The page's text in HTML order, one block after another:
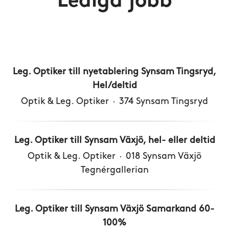
Leg. Optiker till nyetablering Synsam Tingsryd,
Hel/deltid
Optik & Leg. Optiker · 374 Synsam Tingsryd
Leg. Optiker till Synsam Växjö, hel- eller deltid
Optik & Leg. Optiker · 018 Synsam Växjö
Tegnérgallerian
Leg. Optiker till Synsam Växjö Samarkand 60-
100%